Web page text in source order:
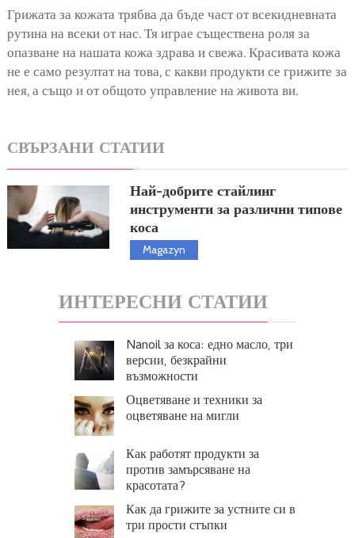
Грижата за кожата трябва да бъде част от всекидневната
рутина на всеки от нас. Тя играе съществена роля за
опазване на нашата кожа здрава и свежа. Красивата кожа
не е само резултат на това, с какви продукти се грижите за
нея, а също и от общото управление на живота ви.
СВЪРЗАНИ СТАТИИ
Най-добрите стайлинг
инструменти за различни типове
коса
Magazyn
ИНТЕРЕСНИ СТАТИИ
Nanoil за коса: едно масло, три
версии, безкрайни
възможности
Оцветяване и техники за
оцветяване на мигли
Как работят продукти за
против замърсяване на
красотата?
Как да грижите за устните си в
три прости стъпки